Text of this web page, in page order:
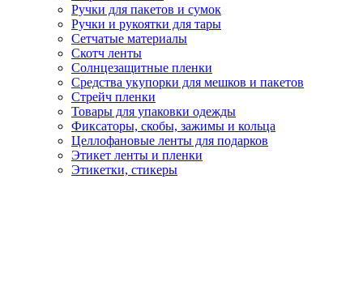
Ручки для пакетов и сумок
Ручки и рукоятки для тары
Сетчатые материалы
Скотч ленты
Солнцезащитные пленки
Средства укупорки для мешков и пакетов
Стрейч пленки
Товары для упаковки одежды
Фиксаторы, скобы, зажимы и кольца
Целлофановые ленты для подарков
Этикет ленты и пленки
Этикетки, стикеры